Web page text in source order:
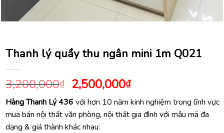
Thanh lý quầy thu ngân mini 1m Q021
3,200,000₫ Giá
gốc
là:
3,200,000₫.
2,500,000₫Giá
hiện
tại
là:
Hàng Thanh Lý 436 với hơn 10 năm kinh nghiệm trong lĩnh vực
mua bán nội thất văn phòng, nội thất gia đình với mẫu mã đa
dạng & giá thành khác nhau: